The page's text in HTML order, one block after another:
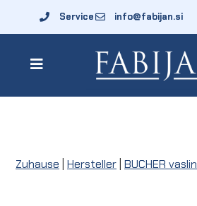
Service info@fabijan.si
Zuhause Hersteller BUCHER vaslin